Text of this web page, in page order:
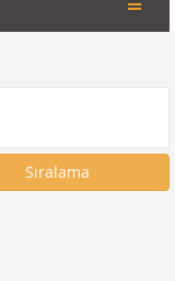
Sıralama